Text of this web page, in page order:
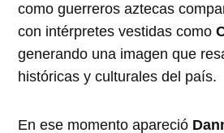
como guerreros aztecas
con intérpretes vestidas como
generando una imagen que
históricas y culturales del país.
En ese momento apareció